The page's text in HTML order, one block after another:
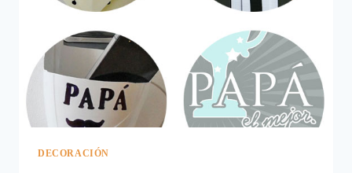
DECORACIÓN